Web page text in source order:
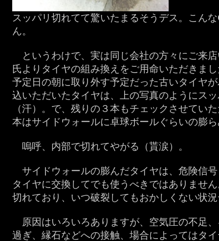
スッパリ切れてて驚いたまるそうデス。こん
ん。
というわけで、実は同じ会社の方々にご来
氏よりタイヤの組み換えをご用命いただきま
予定日の朝に取り外す予定だった古いタイヤ
込いただいたタイヤは、上の写真のようにス
（汗）。で、残りの３本もチェックさせてい
本はサイドウォールに卓球ボールぐらいの膨
嗚呼、内部で切れてやがる（貰涙）。
サイドウォールの膨んだタイヤは、危険信
タイヤに交換してでも使うべきではありませ
切れており、いつ破裂してもおかしくない状
原因はいろいろありますが、空気圧の不足
過ぎ、縁石などへの接触、場合によってはタ